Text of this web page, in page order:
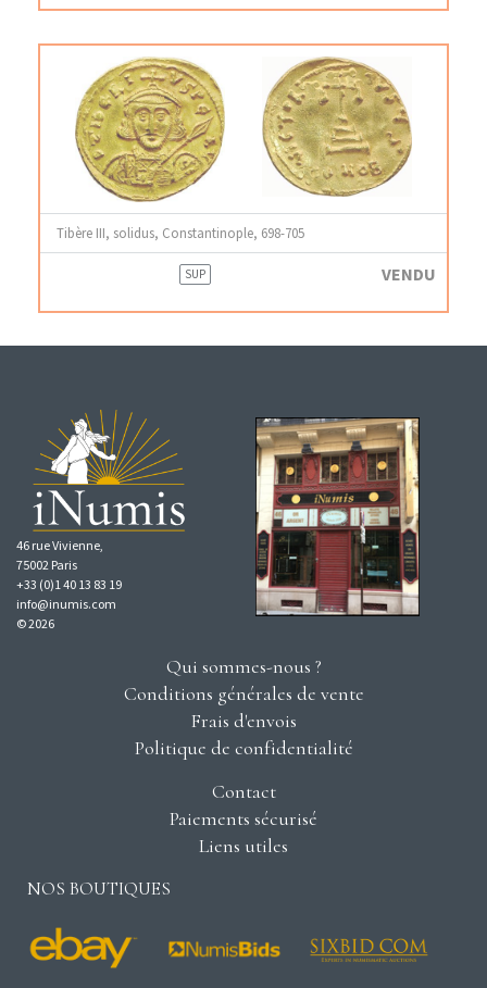
Tibère III, solidus, Constantinople, 698-705
SUP VENDU
46 rue Vivienne,
75002 Paris
+33 (0)1 40 13 83 19
info@inumis.com
© 2026
Qui sommes-nous ?
Conditions générales de vente
Frais d'envois
Politique de confidentialité
Contact
Paiements sécurisé
Liens utiles
NOS BOUTIQUES